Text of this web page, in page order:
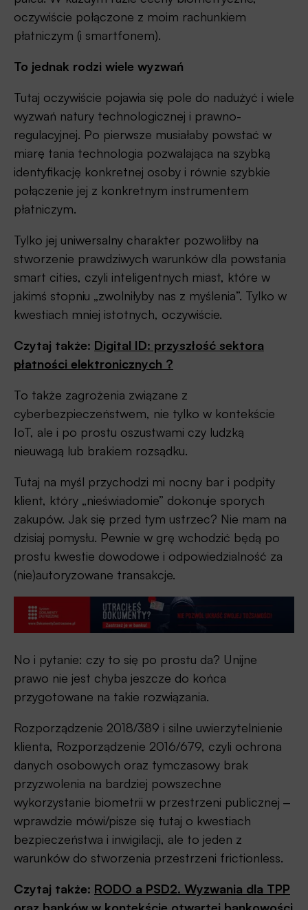
oczywiście połączone z moim rachunkiem
płatniczym (i smartfonem).
To jednak rodzi wiele wyzwań
Tutaj oczywiście pojawia się pole do nadużyć i wiele
wyzwań natury technologicznej i prawno-
regulacyjnej. Po pierwsze musiałaby powstać w
miarę tania technologia pozwalająca na szybką
identyfikację konkretnej osoby i równie szybkie
połączenie jej z konkretnym instrumentem
płatniczym.
Tylko jej uniwersalny charakter pozwoliłby na
stworzenie prawdziwych warunków dla powstania
smart cities, czyli inteligentnych miast, które w
jakimś stopniu „zwolniłyby nas z myślenia”. Tylko w
kwestiach mniej istotnych, oczywiście.
Czytaj także: Digital ID: przyszłość sektora
płatności elektronicznych ?
To także zagrożenia związane z
cyberbezpieczeństwem, nie tylko w kontekście
IoT, ale i po prostu oszustwami czy ludzką
nieuwagą lub brakiem rozsądku.
Tutaj na myśl przychodzi mi nocny bar i podpity
klient, który „nieświadomie” dokonuje sporych
zakupów. Jak się przed tym ustrzec? Nie mam na
dzisiaj pomysłu. Pewnie w grę wchodzić będą po
prostu kwestie dowodowe i odpowiedzialność za
(nie)autoryzowane transakcje.
No i pytanie: czy to się po prostu da? Unijne
prawo nie jest chyba jeszcze do końca
przygotowane na takie rozwiązania.
Rozporządzenie 2018/389 i silne uwierzytelnienie
klienta, Rozporządzenie 2016/679, czyli ochrona
danych osobowych oraz tymczasowy brak
przyzwolenia na bardziej powszechne
wykorzystanie biometrii w przestrzeni publicznej ‒
wprawdzie mówi/pisze się tutaj o kwestiach
bezpieczeństwa i inwigilacji, ale to jeden z
warunków do stworzenia przestrzeni frictionless.
Czytaj także: RODO a PSD2. Wyzwania dla TPP